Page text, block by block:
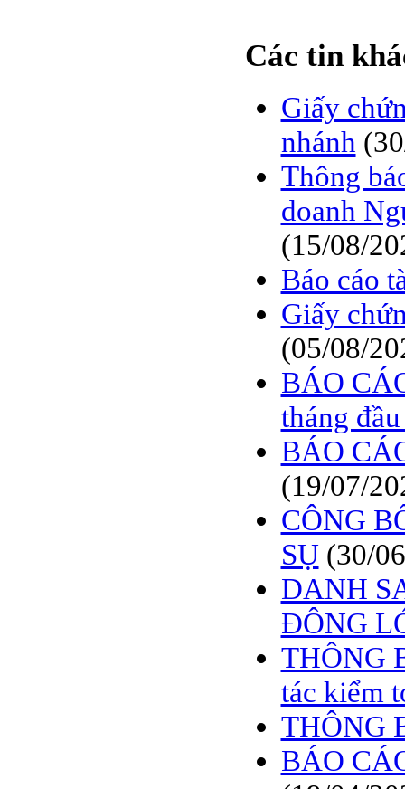
Các tin
Giấy
nhánh
Thông
doanh
(15/08/
Báo cáo
Giấy
(05/08/
BÁO
tháng
BÁO
(19/07/
CÔNG
SỤ (30/
DANH
ĐÔNG
THÔNG
tác kiểm
THÔNG
BÁO